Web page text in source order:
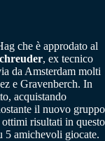
che è approdato al
, ex tecnico
da Amsterdam molti
e Gravenberch. In
acquistando
il nuovo gruppo
ottimi risultati in questo
5 amichevoli giocate.